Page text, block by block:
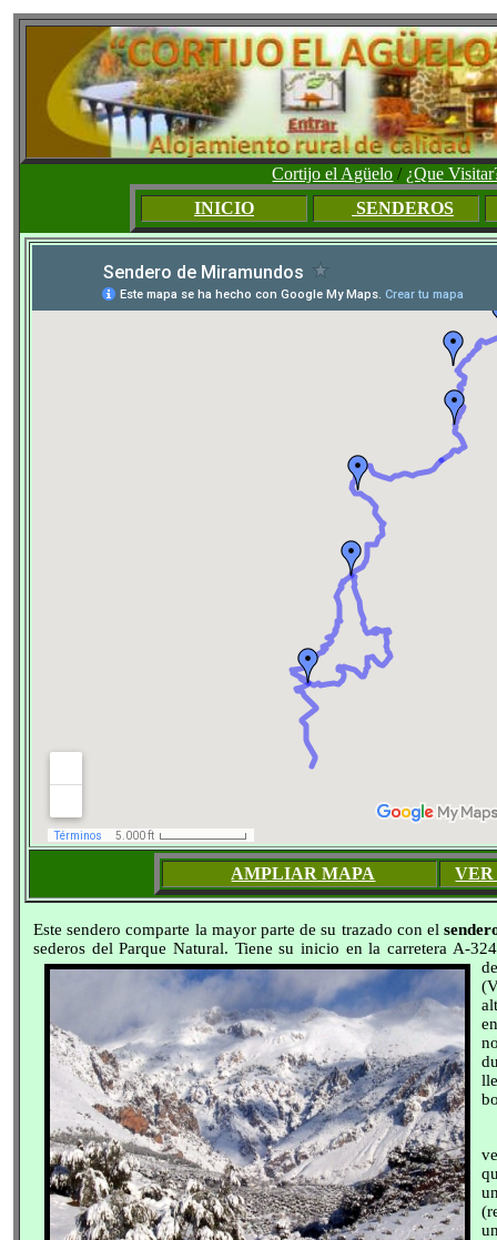
Cortijo el Agüelo / ¿Que
INICIO
SENDEROS
AMPLIAR MAPA VER
Este sendero comparte la mayor parte de su trazado con el
sederos del Parque Natural. Tiene su inicio en la carretera A-